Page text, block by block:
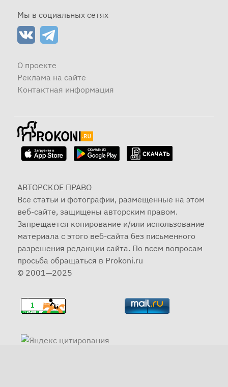
Мы в социальных сетях
О проекте
Реклама на сайте
Контактная информация
АВТОРСКОЕ ПРАВО
Все статьи и фотографии, размещенные на этом
веб-сайте, защищены авторским правом.
Запрещается копирование и/или использование
материала с этого веб-сайта без письменного
разрешения редакции сайта. По всем вопросам
просьба обращаться в Prokoni.ru
© 2001—2025